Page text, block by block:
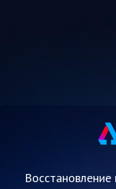
Восстановление